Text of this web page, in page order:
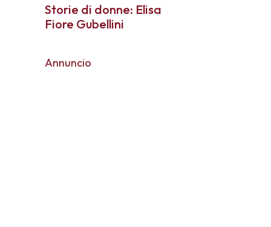
Storie di donne: Elisa
Fiore Gubellini
Annuncio